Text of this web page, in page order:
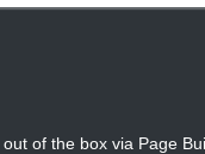
of the box via Page